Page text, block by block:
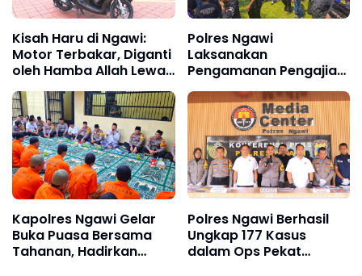
Kisah Haru di Ngawi:
Motor Terbakar, Diganti
oleh Hamba Allah Lewat
Polres
Polres Ngawi
Laksanakan
Pengamanan Pengajian
Umum PSHW, Situasi
Kondusif
Kapolres Ngawi Gelar
Buka Puasa Bersama
Tahanan, Hadirkan
Polres Ngawi Berhasil
Ungkap 177 Kasus
dalam Ops Pekat